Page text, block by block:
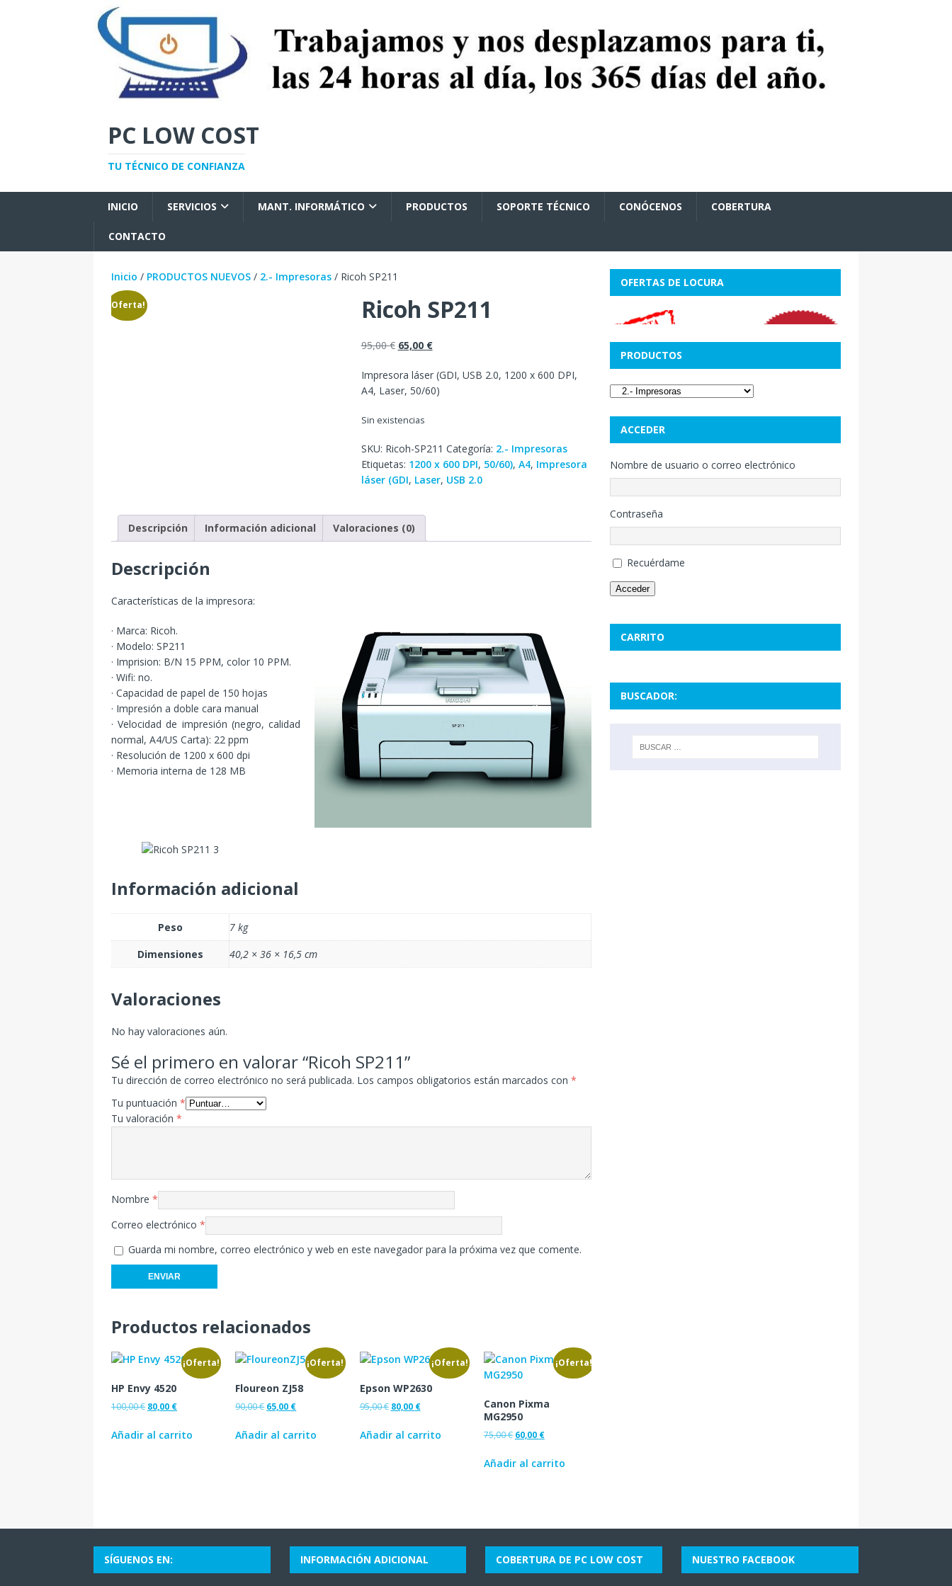
PC LOW COST
TU TÉCNICO DE CONFIANZA
INICIO SERVICIOS MANT. INFORMÁTICO PRODUCTOS SOPORTE TÉCNICO CONÓCENOS COBERTURA
CONTACTO
Inicio / PRODUCTOS NUEVOS / 2.- Impresoras / Ricoh SP211
¡Oferta! Ricoh SP211
95,00€ 65,00 €
Impresora láser (GDI, USB 2.0, 1200 x 600 DPI,
A4, Laser, 50/60)
Sin existencias
SKU: Ricoh-SP211 Categoría: 2.- Impresoras
Etiquetas: 1200 x 600 DPI, 50/60), A4, Impresora
láser (GDI, Laser, USB 2.0
Descripción Información adicional Valoraciones (0)
Descripción
Características de la impresora:
· Marca: Ricoh.
· Modelo: SP211
· Imprision: B/N 15 PPM, color 10 PPM.
· Wifi: no.
· Capacidad de papel de 150 hojas
· Impresión a doble cara manual
· Velocidad de impresión (negro, calidad
normal, A4/US Carta): 22 ppm
· Resolución de 1200 x 600 dpi
· Memoria interna de 128 MB
Información adicional
Peso
7 kg
Dimensiones
40,2 × 36 × 16,5 cm
Valoraciones
No hay valoraciones aún.
Sé el primero en valorar “Ricoh SP211”
Tu dirección de correo electrónico no será publicada. Los campos obligatorios están marcados con *
Tu puntuación *
Tu valoración *
Nombre *
Correo electrónico *
Guarda mi nombre, correo electrónico y web en este navegador para la próxima vez que comente.
Productos relacionados
¡Oferta!
HP Envy 4520
100,00€ 80,00 €
Añadir al carrito
¡Oferta!
Floureon ZJ58
90,00€ 65,00 €
Añadir al carrito
¡Oferta!
Epson WP2630
95,00€ 80,00 €
Añadir al carrito
¡Oferta!
Canon Pixma
MG2950
75,00€ 60,00 €
Añadir al carrito
OFERTAS DE LOCURA
PRODUCTOS
ACCEDER
Nombre de usuario o correo electrónico
Contraseña
Recuérdame
Acceder
CARRITO
BUSCADOR:
SÍGUENOS EN: INFORMACIÓN ADICIONAL COBERTURA DE PC LOW COST NUESTRO FACEBOOK